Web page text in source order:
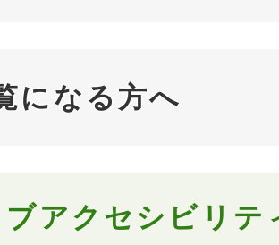
になる方へ
ブアクセシビリテ